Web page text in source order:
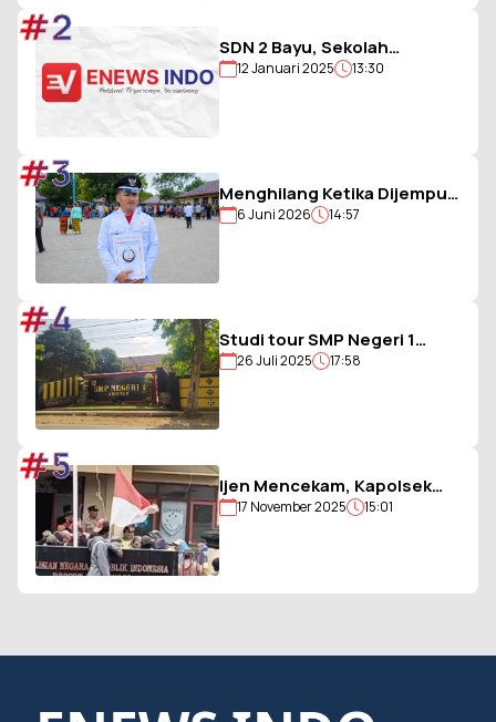
SDN 2 Bayu, Sekolah
Berjargon Guru 5G yang
12 Januari 2025 13:30
#2
Menghilang Ketika Dijemput
Paksa Polisi, Kades Balohao
6 Juni 2026 14:57
#3
Studi tour SMP Negeri 1
Ambulu Gagal, Uang Iuran
26 Juli 2025 17:58
#4
Ijen Mencekam, Kapolsek
Sempol Disandera, Bendera
17 November 2025 15:01
#5